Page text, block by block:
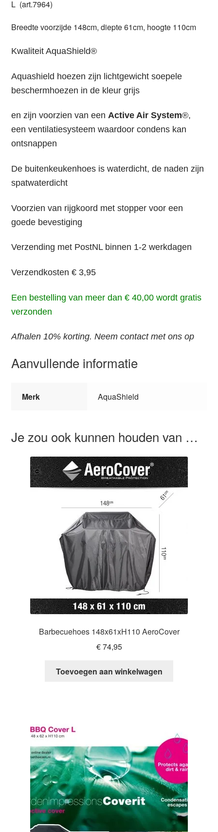
L (art.7964)
Breedte voorzijde 148cm, diepte 61cm, hoogte 110cm
Kwaliteit AquaShield®
Aquashield hoezen zijn lichtgewicht soepele
beschermhoezen in de kleur grijs
en zijn voorzien van een Active Air System®,
een ventilatiesysteem waardoor condens kan
ontsnappen
De buitenkeukenhoes is waterdicht, de naden zijn
spatwaterdicht
Voorzien van rijgkoord met stopper voor een
goede bevestiging
Verzending met PostNL binnen 1-2 werkdagen
Verzendkosten € 3,95
Een bestelling van meer dan € 40,00 wordt gratis
verzonden
Afhalen 10% korting. Neem contact met ons op
Aanvullende informatie
Merk AquaShield
Je zou ook kunnen houden van …
Barbecuehoes 148x61xH110 AeroCover
€74,95
Toevoegen aan winkelwagen